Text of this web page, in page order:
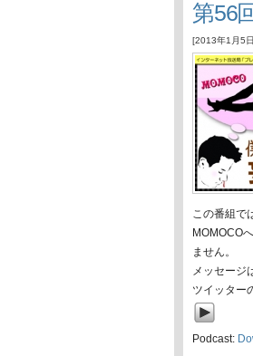
第56
[2013年1月5
この番組で
MOMOCO
ません。
メッセージ
ツイッター
Podcast: